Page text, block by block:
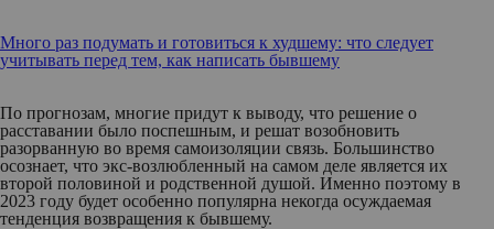
Много раз подумать и готовиться к худшему: что следует
учитывать перед тем, как написать бывшему
По прогнозам, многие придут к выводу, что решение о
расставании было поспешным, и решат возобновить
разорванную во время самоизоляции связь. Большинство
осознает, что экс-возлюбленный на самом деле является их
второй половиной и родственной душой. Именно поэтому в
2023 году будет особенно популярна некогда осуждаемая
тенденция возвращения к бывшему.